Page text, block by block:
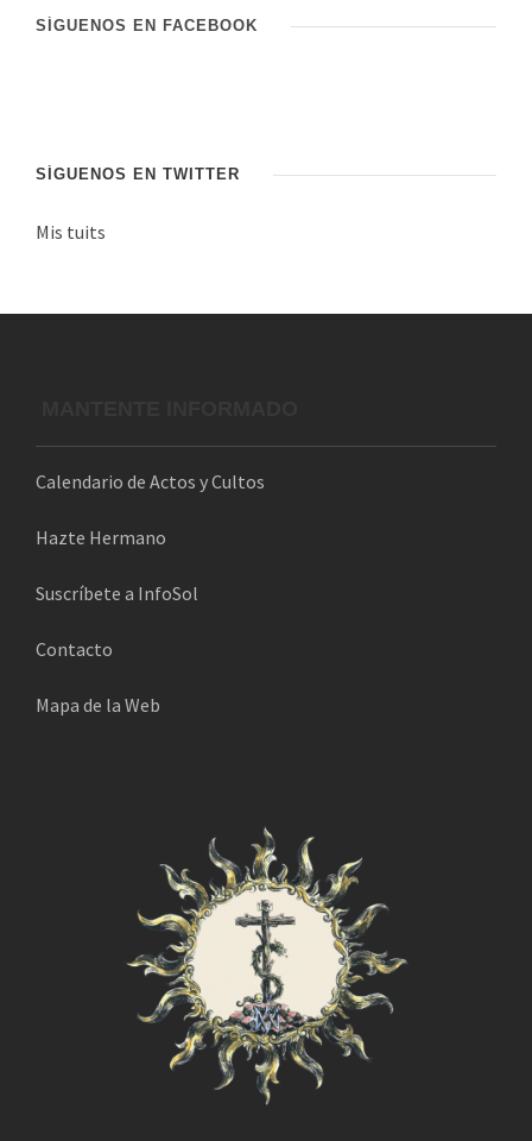
i
c
r
t
r
n
c
SÍGUENOS EN FACEBOOK
SÍGUENOS EN TWITTER
Mis tuits
Calendario de Actos y Cultos
Hazte Hermano
Suscríbete a InfoSol
Contacto
Mapa de la Web